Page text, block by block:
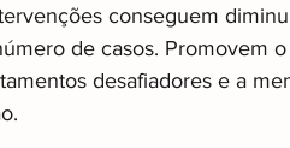
conseguem
de casos. Promovem
desafiadores e a